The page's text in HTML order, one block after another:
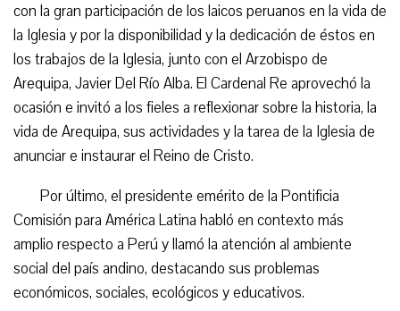
con la gran participación de los laicos peruanos en la vida de
la Iglesia y por la disponibilidad y la dedicación de éstos en
los trabajos de la Iglesia, junto con el Arzobispo de
Arequipa, Javier Del Río Alba. El Cardenal Re aprovechó la
ocasión e invitó a los fieles a reflexionar sobre la historia, la
vida de Arequipa, sus actividades y la tarea de la Iglesia de
anunciar e instaurar el Reino de Cristo.
Por último, el presidente emérito de la Pontificia
Comisión para América Latina habló en contexto más
amplio respecto a Perú y llamó la atención al ambiente
social del país andino, destacando sus problemas
económicos, sociales, ecológicos y educativos.